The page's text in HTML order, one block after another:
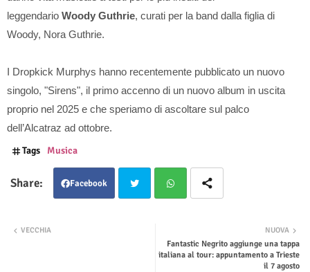
leggendario Woody Guthrie, curati per la band dalla figlia di
Woody, Nora Guthrie.
I Dropkick Murphys hanno recentemente pubblicato un nuovo
singolo, "Sirens", il primo accenno di un nuovo album in uscita
proprio nel 2025 e che speriamo di ascoltare sul palco
dell’Alcatraz ad ottobre.
Tags
Musica
Facebook
tsap
NUOVA
Fantastic Negrito aggiunge una tappa
italiana al tour: appuntamento a Trieste
il 7 agosto
VECCHIA